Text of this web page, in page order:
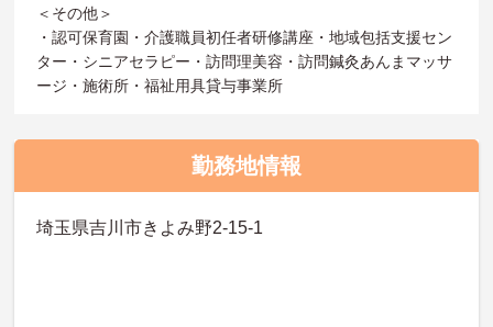
＜その他＞
・認可保育園・介護職員初任者研修講座・地域包括支援セン
ター・シニアセラピー・訪問理美容・訪問鍼灸あんまマッサ
ージ・施術所・福祉用具貸与事業所
勤務地情報
埼玉県吉川市きよみ野2-15-1